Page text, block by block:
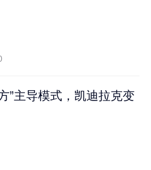
”主导模式，凯迪拉克变